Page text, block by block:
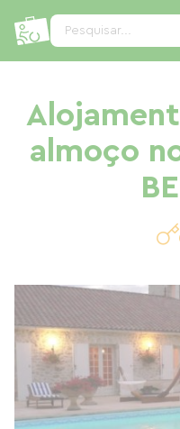
Pesquisar...
almoço
Painel de